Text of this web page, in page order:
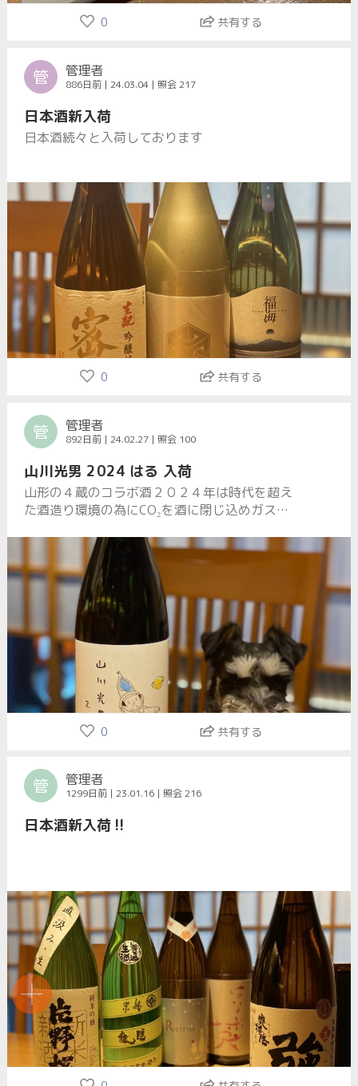
0 共有する
管 管理者
886日前 | 24.03.04 | 照会 217
日本酒新入荷
日本酒続々と入荷しております
0 共有する
管 管理者
892日前 | 24.02.27 | 照会 100
山川光男 2024 はる 入荷
山形の４蔵のコラボ酒２０２４年は時代を超え
た酒造り環境の為にCO₂を酒に閉じ込めガス感
0 共有する
管 管理者
1299日前 | 23.01.16 | 照会 216
日本酒新入荷‼️